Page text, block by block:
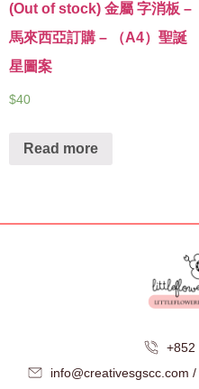
(Out of stock) 金屬 字消板 –
馬來西亞訂購 – （A4）聖誕
星圖案
$40
Read more
+852
info@creativesgscc.com